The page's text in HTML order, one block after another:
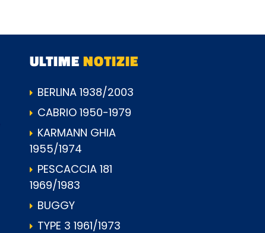
ULTIMENOTIZIE
BERLINA 1938/2003
CABRIO 1950-1979
KARMANN GHIA
1955/1974
PESCACCIA 181
1969/1983
BUGGY
TYPE 3 1961/1973